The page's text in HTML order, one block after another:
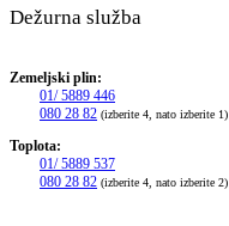
Dežurna služba
Zemeljski plin:
01/ 5889 446
080 28 82 (izberite 4, nato izberite 1)
Toplota:
01/ 5889 537
080 28 82 (izberite 4, nato izberite 2)